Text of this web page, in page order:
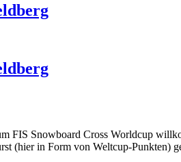
FIS Snowboard Cross Worldcup
(hier in Form von Weltcup-Punkten)